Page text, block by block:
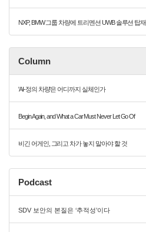
NXP, BMW 그룹 차량에 트리멘션 UWB 솔루션 탑재
Column
'AI-정의 차량'은 어디까지 실체인가
Begin Again, and What a Car Must Never Let Go Of
비긴 어게인, 그리고 차가 놓지 말아야 할 것
Podcast
SDV 보안의 본질은 ‘추적성’이다